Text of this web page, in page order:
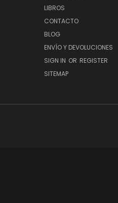
LIBROS
CONTACTO
BLOG
ENVÍO Y DEVOLUCIONES
SIGN IN OR REGISTER
SITEMAP